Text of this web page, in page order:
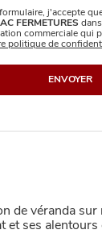
j'accepte
FERMETURES
commerciale qui
politique de
de véranda sur
et ses alentours